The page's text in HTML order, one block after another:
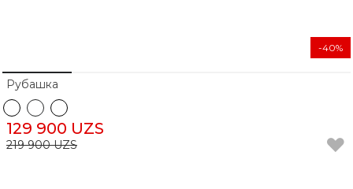
Рубашка
129 900 UZS
219 900 UZS
-40%